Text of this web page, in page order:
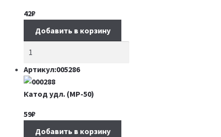
42₽
Добавить в корзину
Артикул:005286
Катод удл. (МР-50)
59₽
Добавить в корзину